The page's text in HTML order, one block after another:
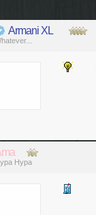
Armani XL
Hypa